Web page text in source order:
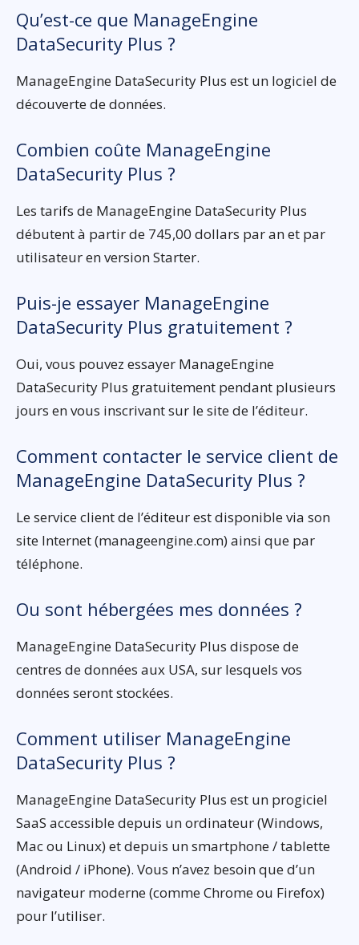
Qu’est-ce que ManageEngine
DataSecurity Plus ?
ManageEngine DataSecurity Plus est un logiciel de
découverte de données.
Combien coûte ManageEngine
DataSecurity Plus ?
Les tarifs de ManageEngine DataSecurity Plus
débutent à partir de 745,00 dollars par an et par
utilisateur en version Starter.
Puis-je essayer ManageEngine
DataSecurity Plus gratuitement ?
Oui, vous pouvez essayer ManageEngine
DataSecurity Plus gratuitement pendant plusieurs
jours en vous inscrivant sur le site de l’éditeur.
Comment contacter le service client de
ManageEngine DataSecurity Plus ?
Le service client de l’éditeur est disponible via son
site Internet (manageengine.com) ainsi que par
téléphone.
Ou sont hébergées mes données ?
ManageEngine DataSecurity Plus dispose de
centres de données aux USA, sur lesquels vos
données seront stockées.
Comment utiliser ManageEngine
DataSecurity Plus ?
ManageEngine DataSecurity Plus est un progiciel
SaaS accessible depuis un ordinateur (Windows,
Mac ou Linux) et depuis un smartphone / tablette
(Android / iPhone). Vous n’avez besoin que d’un
navigateur moderne (comme Chrome ou Firefox)
pour l’utiliser.